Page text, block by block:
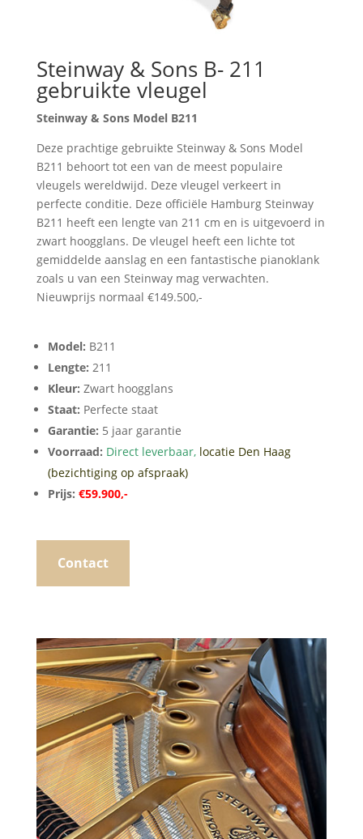
Steinway & Sons B- 211
gebruikte vleugel
Steinway & Sons Model B211
Deze prachtige gebruikte Steinway & Sons Model
B211 behoort tot een van de meest populaire
vleugels wereldwijd. Deze vleugel verkeert in
perfecte conditie. Deze officiële Hamburg Steinway
B211 heeft een lengte van 211 cm en is uitgevoerd in
zwart hoogglans. De vleugel heeft een lichte tot
gemiddelde aanslag en een fantastische pianoklank
zoals u van een Steinway mag verwachten.
Nieuwprijs normaal €149.500,-
Model: B211
Lengte: 211
Kleur: Zwart hoogglans
Staat: Perfecte staat
Garantie: 5 jaar garantie
Voorraad: Direct leverbaar, locatie Den Haag
(bezichtiging op afspraak)
Prijs: €59.900,-
Contact